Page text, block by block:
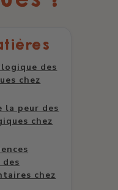
des
chez
la peur des
chez
chez